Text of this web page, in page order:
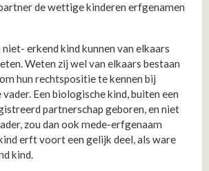
de wettige kinderen erfgenamen
niet- erkend kind kunnen van elkaars
Weten zij wel van elkaars bestaan
hun rechtspositie te kennen bij
Een biologische kind, buiten een
partnerschap geboren, en niet
zou dan ook mede-erfgenaam
erft voort een gelijk deel, als ware
kind.